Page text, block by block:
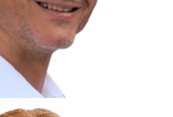
aby zefektívnili používateľský zážitok.
ponúkať služby podľa toho, čo
nájsť.
slobodne rozhodnúť, ktoré typy
umožniť.
ukladať cookies na vašom
nutné pre prevádzku tejto